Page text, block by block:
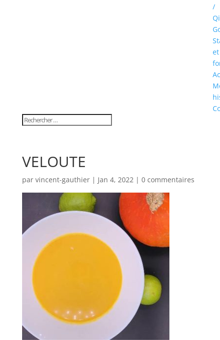
/
et
VELOUTE
par vincent-gauthier| Jan 4, 2022| 0 commentaires